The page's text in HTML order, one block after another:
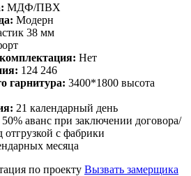
МДФ/ПВХ
Модерн
38 мм
Нет
124 246
гарнитура: 3400*1800 высота
21 календарный день
50% аванс при заключении договора/
отгрузкой с фабрики
месяца
по проекту Вызвать замерщика